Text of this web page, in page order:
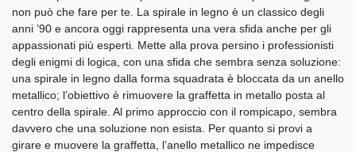
non può che fare per te. La spirale in legno è un classico degli
anni ’90 e ancora oggi rappresenta una vera sfida anche per gli
appassionati più esperti. Mette alla prova persino i professionisti
degli enigmi di logica, con una sfida che sembra senza soluzione:
una spirale in legno dalla forma squadrata è bloccata da un anello
metallico; l’obiettivo è rimuovere la graffetta in metallo posta al
centro della spirale. Al primo approccio con il rompicapo, sembra
davvero che una soluzione non esista. Per quanto si provi a
girare e muovere la graffetta, l’anello metallico ne impedisce